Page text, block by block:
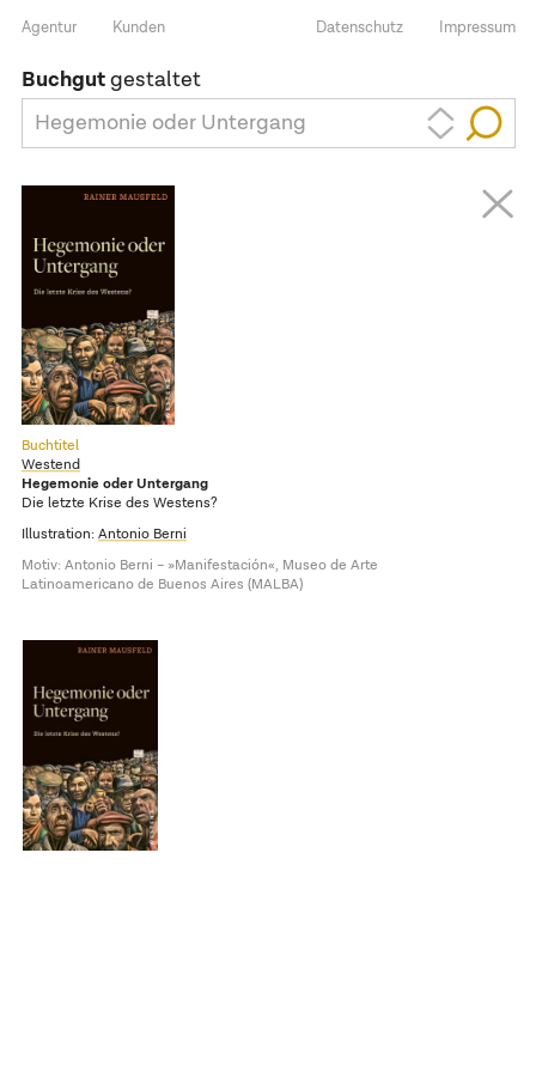
Agentur Kunden Impressum
Datenschutz
Buchgutgestaltet
Hegemonie oder Untergang
Buchtitel
Westend
Hegemonie oder Untergang
Die letzte Krise des Westens?
Illustration: Antonio Berni
Motiv: Antonio Berni – »Manifestación«, Museo de Arte
Latinoamericano de Buenos Aires (MALBA)